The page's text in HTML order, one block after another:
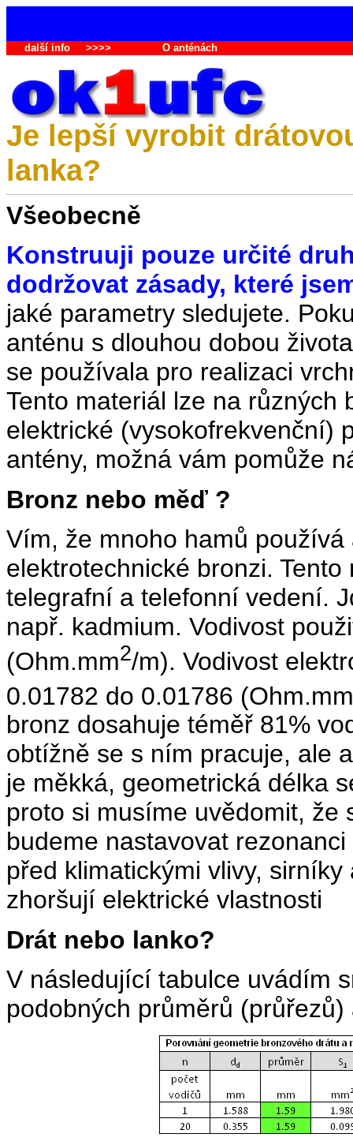
další info>>>> O anténách
Je lepší vyrobit
lanka?
Všeobecně
Konstruuji pouze určité
dodržovat zásady, které
jaké parametry sledujete.
anténu s dlouhou dobou
se používala pro realizaci
Tento materiál lze na různých
elektrické (vysokofrekvenční)
antény, možná vám pomůže
Bronz nebo měď ?
Vím, že mnoho hamů
elektrotechnické bronzi.
telegrafní a telefonní vedení.
např. kadmium. Vodivost
(Ohm.mm2/m). Vodivost
0.01782 do 0.01786 (Ohm.mm
bronz dosahuje téměř 81%
obtížně se s ním pracuje, ale
je měkká, geometrická délka
proto si musíme uvědomit, že
budeme nastavovat
před klimatickými vlivy,
zhoršují elektrické vlastnosti
Drát nebo lanko?
V následující tabulce uvádím
podobných průměrů